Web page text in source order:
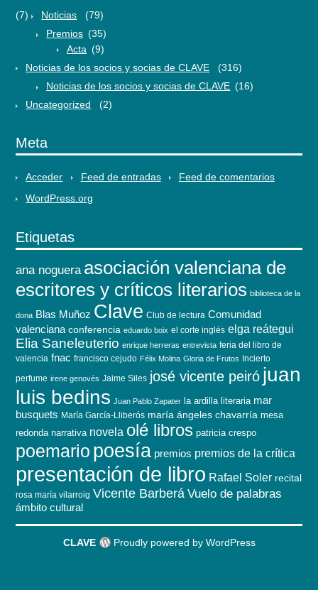
(7)
Noticias
(79)
Premios (35)
Acta (9)
Noticias de los socios y socias de CLAVE
(316)
Noticias de los socios y socias de CLAVE (16)
Uncategorized
(2)
Meta
Acceder Feed de entradas
Feed de comentarios
WordPress.org
Etiquetas
ana noguera asociación valenciana de
escritores y críticos literarios biblioteca de la
dona Blas Muñoz Clave Club de lectura Comunidad
valenciana conferencia eduardo boix el corte inglés elga reátegui
Elia Saneleuterio enrique herreras entrevista feria del libro de
valencia fnac francisco cejudo Félix Molina Gloria de Frutos
Incierto
perfume irene genovés Jaime Siles josé vicente peiró juan
luis bedins Juan Pablo Zapater la ardilla literaria mar
busquets María García-Lliberós maría ángeles chavarría mesa
redonda narrativa novela olé libros patricia crespo
poemario poesía premios premios de la crítica
presentación de libro Rafael Soler recital
rosa maría vilarroig Vicente Barberá Vuelo de palabras
ámbito cultural
CLAVE Proudly powered by WordPress